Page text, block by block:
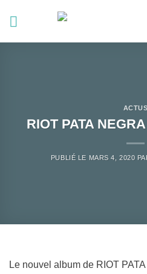
ACTUS
RIOT PATA
PUBLIÉ LE MARS 4, 2020
Le nouvel album de RIOT